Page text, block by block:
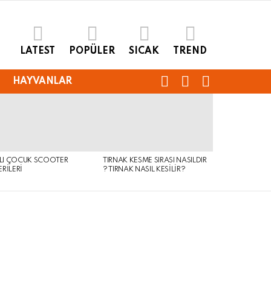
LATEST POPÜLER SICAK TREND
HAYVANLAR
FOLLOWSEARCH
ÇOCUK SCOOTER
TIRNAK KESME SIRASI NASILDIR
? TIRNAK NASIL KESILIR?